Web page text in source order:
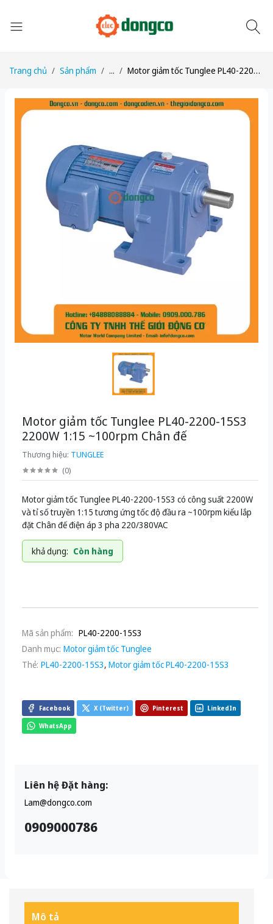
Trang chủ Sản phẩm ... Motor giảm tốc Tunglee PL40-2200-15S3 2200W 1:15 ~100rpm Chân đế
Motor giảm tốc Tunglee PL40-2200-15S3
2200W 1:15 ~100rpm Chân đế
Thương hiệu: TUNGLEE
(0)
Motor giảm tốc Tunglee PL40-2200-15S3 có công suất 2200W
và tỉ số truyền 1:15 tương ứng tốc độ đầu ra ~100rpm kiểu lắp
đặt Chân đế điện áp 3 pha 220/380VAC
khả dụng: Còn hàng
Mã sản phẩm: PL40-2200-15S3
Danh mục: Motor giảm tốc Tunglee
Thẻ: PL40-2200-15S3, Motor giảm tốc PL40-2200-15S3
Facebook X (Twitter) Pinterest LinkedIn
WhatsApp
Liên hệ Đặt hàng:
Lam@dongco.com
0909000786
Mô tả